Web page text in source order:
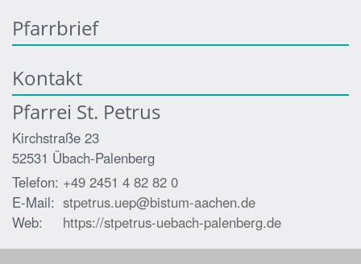
Pfarrbrief
Kontakt
Pfarrei St. Petrus
Kirchstraße 23
52531 Übach-Palenberg
Telefon: +49 2451 4 82 82 0
E-Mail: stpetrus.uep@bistum-aachen.de
Web:
https://stpetrus-uebach-palenberg.de